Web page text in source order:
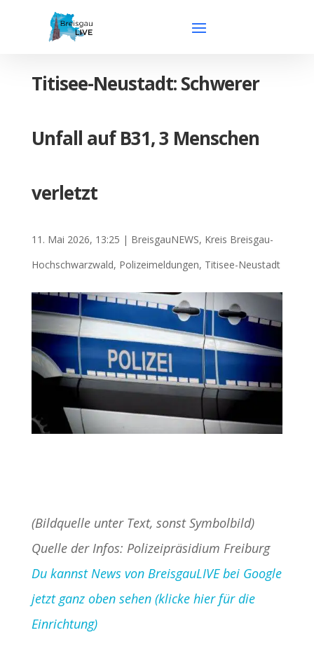
Titisee-Neustadt: Schwerer
Unfall auf B31, 3 Menschen
verletzt
11. Mai 2026, 13:25 | BreisgauNEWS, Kreis Breisgau-
Hochschwarzwald, Polizeimeldungen, Titisee-Neustadt
(Bildquelle unter Text, sonst Symbolbild)
Quelle der Infos: Polizeipräsidium Freiburg
Du kannst News von BreisgauLIVE bei Google
jetzt ganz oben sehen (klicke hier für die
Einrichtung)